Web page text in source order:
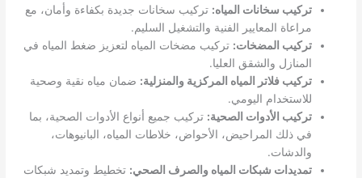
تركيب سخانات المياه: تركيب سخانات جديدة بكفاءة وأمان، مع
مراعاة المعايير الفنية والتشغيل السليم.
تركيب المضخات: تركيب مضخات المياه لتعزيز ضغط المياه في
المنازل والشقق العليا.
تركيب فلاتر المياه المركزية والمنزلية: ضمان مياه نقية وصحية
للاستخدام اليومي.
تركيب الأدوات الصحية: تركيب جميع أنواع الأدوات الصحية، بما
في ذلك المراحيض، الأحواض، خلاطات المياه، البانيوهات،
والدشات.
تمديدات شبكات المياه والصرف الصحي: تخطيط وتمديد شبكات